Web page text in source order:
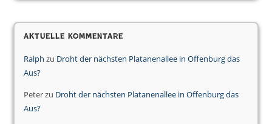
Aktuelle Kommentare
Ralph zu Droht der nächsten Platanenallee in Offenburg das
Aus?
Peterzu Droht der nächsten Platanenallee in Offenburg das
Aus?